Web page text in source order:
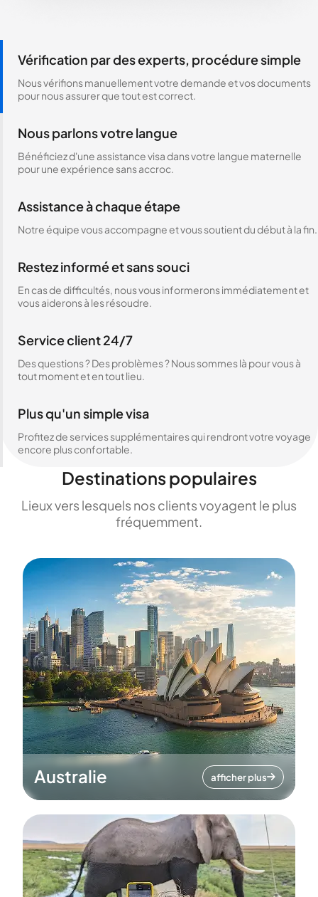
Vérification par des experts, procédure simple
Nous vérifions manuellement votre demande et vos documents
pour nous assurer que tout est correct.
Nous parlons votre langue
Bénéficiez d'une assistance visa dans votre langue maternelle
pour une expérience sans accroc.
Assistance à chaque étape
Notre équipe vous accompagne et vous soutient du début à la fin.
Restez informé et sans souci
En cas de difficultés, nous vous informerons immédiatement et
vous aiderons à les résoudre.
Service client 24/7
Des questions ? Des problèmes ? Nous sommes là pour vous à
tout moment et en tout lieu.
Plus qu'un simple visa
Profitez de services supplémentaires qui rendront votre voyage
encore plus confortable.
Destinations populaires
Lieux vers lesquels nos clients voyagent le plus
fréquemment.
Australie afficher plus